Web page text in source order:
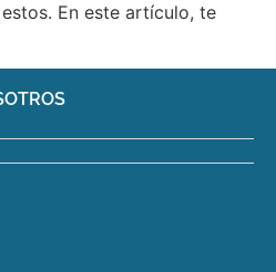
En este artículo, te